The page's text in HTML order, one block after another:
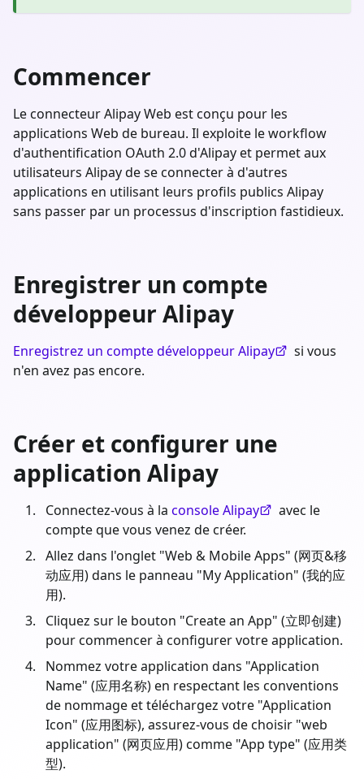
Commencer
Le connecteur Alipay Web est conçu pour les
applications Web de bureau. Il exploite le workflow
d'authentification OAuth 2.0 d'Alipay et permet aux
utilisateurs Alipay de se connecter à d'autres
applications en utilisant leurs profils publics Alipay
sans passer par un processus d'inscription fastidieux.
Enregistrer un compte
développeur Alipay
Enregistrez un compte développeur Alipay
si vous
n'en avez pas encore.
Créer et configurer une
application Alipay
Connectez-vous à la console Alipay
avec le
compte que vous venez de créer.
Allez dans l'onglet "Web & Mobile Apps" (网页&移
动应用) dans le panneau "My Application" (我的应
用).
Cliquez sur le bouton "Create an App" (立即创建)
pour commencer à configurer votre application.
Nommez votre application dans "Application
Name" (应用名称) en respectant les conventions
de nommage et téléchargez votre "Application
Icon" (应用图标), assurez-vous de choisir "web
application" (网页应用) comme "App type" (应用类
型).